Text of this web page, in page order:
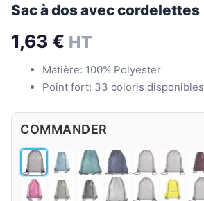
Sac à dos avec cordelettes
1,63 € HT
Matière: 100% Polyester
Point fort: 33 coloris disponibles
COMMANDER